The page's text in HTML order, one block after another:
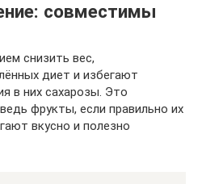
совместимы
снизить вес,
диет и избегают
в них сахарозы. Это
фрукты, если правильно их
вкусно и полезно